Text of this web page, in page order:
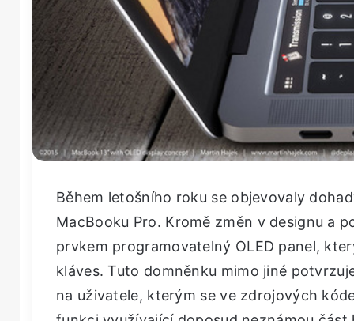
Během letošního roku se objevovaly
MacBooku Pro. Kromě změn v designu a
prvkem programovatelný OLED panel,
kláves. Tuto domněnku mimo jiné
na uživatele, kterým se ve zdrojových